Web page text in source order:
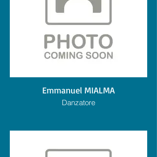
Emmanuel MIALMA
Danzatore